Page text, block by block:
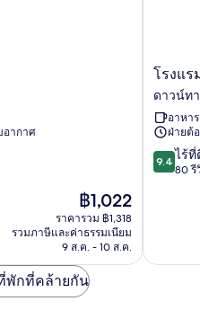
อากาศ
ราคา
ปัจจุบัน
คือ
฿1,022
฿1,022
ราคารวม ฿1,318
รวมภาษีและค่าธรรมเนียม
9 ส.ค. - 10 ส.ค.
โรงแรม
เล
แกน
ซ์
แก
รนด์
โรงแร
ดาวน์ท
อาหา
ฝ่ายต้
9.4
จาก
รีวิว
9.4 ไร้ที่
80 รี
พักที่คล้ายกัน